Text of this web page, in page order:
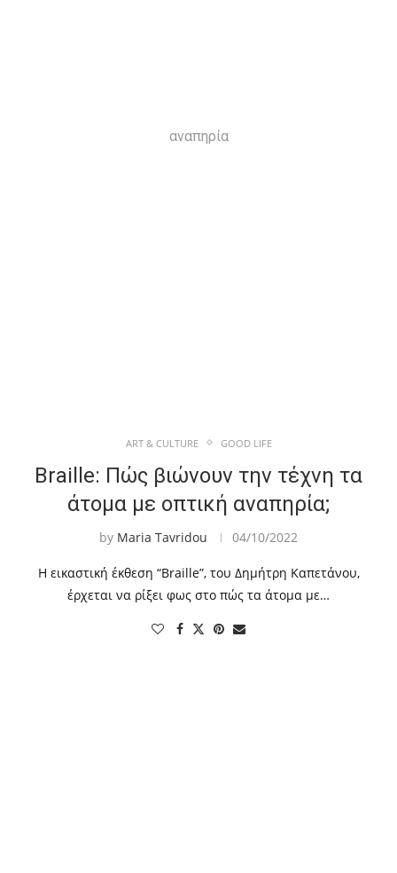
αναπηρία
ART & CULTURE GOOD LIFE
Braille: Πώς βιώνουν την τέχνη τα
άτομα με οπτική αναπηρία;
by Maria Tavridou 04/10/2022
Η εικαστική έκθεση “Braille”, του Δημήτρη Καπετάνου,
έρχεται να ρίξει φως στο πώς τα άτομα με…